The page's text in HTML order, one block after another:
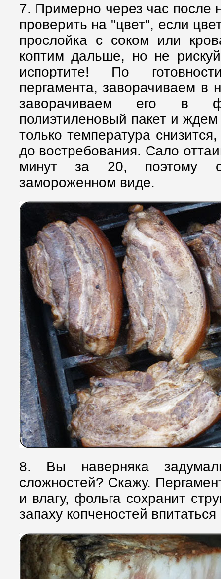
7. Примерно через час после
проверить на "цвет", если
прослойка с соком или
коптим дальше, но не
испортите! По
пергамента, заворачиваем в
заворачиваем его в
полиэтиленовый пакет и
только температура
до востребования. Сало
минут за 20, поэтому
замороженном виде.
8. Вы наверняка
сложностей? Скажу.
и влагу, фольга сохранит
запаху копченостей